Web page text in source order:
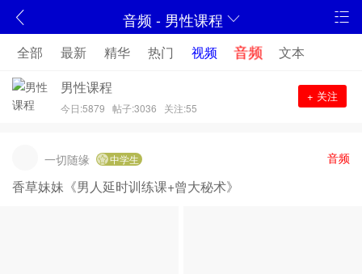
音频 - 男性课程
全部 最新 精华 热门 视频 音频
文本
男性课程
今日:5879 帖子:3036 关注:55
+ 关注
一切随缘 中学生 音频
香草妹妹《男人延时训练课+曾大秘术》